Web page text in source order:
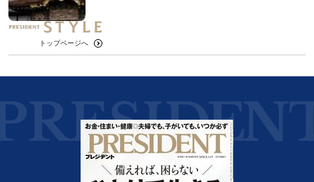
トップページへ